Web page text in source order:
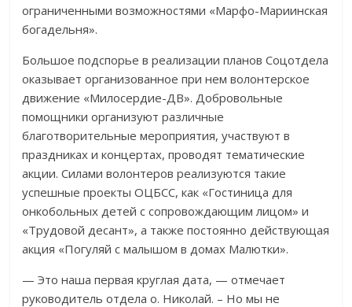
ограниченными возможностями «Марфо-Мариинская
богадельня».
Большое подспорье в реализации планов Соцотдела
оказывает организованное при нем волонтерское
движение «Милосердие-ДВ». Добровольные
помощники организуют различные
благотворительные мероприятия, участвуют в
праздниках и концертах, проводят тематические
акции. Силами волонтеров реализуются такие
успешные проекты ОЦБСС, как «Гостиница для
онкобольных детей с сопровождающим лицом» и
«Трудовой десант», а также постоянно действующая
акция «Погуляй с малышом в домах Малютки».
— Это наша первая круглая дата, — отмечает
руководитель отдела о. Николай. – Но мы не